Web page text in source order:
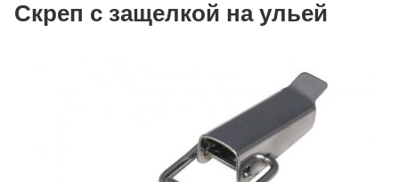
Скреп с защелкой на ульей